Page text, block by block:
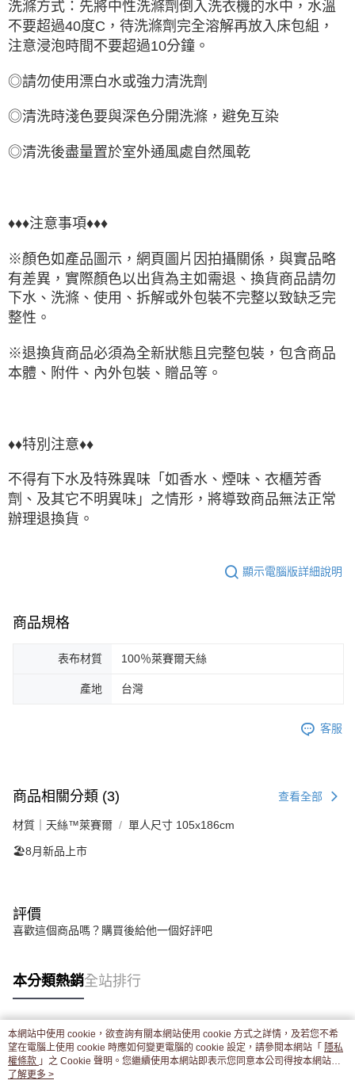
洗滌方式：先將中性洗滌劑倒入洗衣機的水中，水溫
不要超過40度C，待洗滌劑完全溶解再放入床包組，
注意浸泡時間不要超過10分鐘。
◎請勿使用漂白水或強力清洗劑
◎清洗時淺色要與深色分開洗滌，避免互染
◎清洗後盡量置於室外通風處自然風乾
♦♦♦注意事項♦♦♦
※顏色如產品圖示，網頁圖片因拍攝關係，與實品略
有差異，實際顏色以出貨為主如需退、換貨商品請勿
下水、洗滌、使用、拆解或外包裝不完整以致缺乏完
整性。
※退換貨商品必須為全新狀態且完整包裝，包含商品
本體、附件、內外包裝、贈品等。
♦♦特別注意♦♦
不得有下水及特殊異味「如香水、煙味、衣櫃芳香
劑、及其它不明異味」之情形，將導致商品無法正常
辦理退換貨。
顯示電腦版詳細說明
商品規格
表布材質 100％萊賽爾天絲
產地 台灣
客服
商品相關分類 (3) 查看全部
材質｜天絲™萊賽爾 單人尺寸 105x186cm
🏖️8月新品上市
評價
喜歡這個商品嗎？購買後給他一個好評吧
本分類熱銷全站排行
熱門標籤
本網站中使用 cookie，欲查詢有關本網站使用 cookie 方式之詳情，及若您不希
望在電腦上使用 cookie 時應如何變更電腦的 cookie 設定，請參閱本網站「 隱私
權條款 」之 Cookie 聲明。您繼續使用本網站即表示您同意本公司得按本網站使
用條款之 Cookie 聲明使用 cookie。
了解更多 >